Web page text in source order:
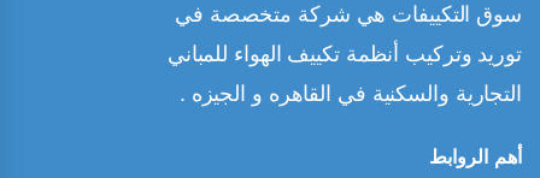
سوق التكييفات هي شركة متخصصة في
توريد وتركيب أنظمة تكييف الهواء للمباني
التجارية والسكنية في القاهره و الجيزه .
أهم الروابط